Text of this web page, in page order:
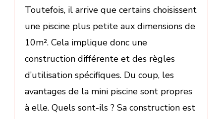
Toutefois, il arrive que certains choisissent
une piscine plus petite aux dimensions de
10m². Cela implique donc une
construction différente et des règles
d’utilisation spécifiques. Du coup, les
avantages de la mini piscine sont propres
à elle. Quels sont-ils ? Sa construction est